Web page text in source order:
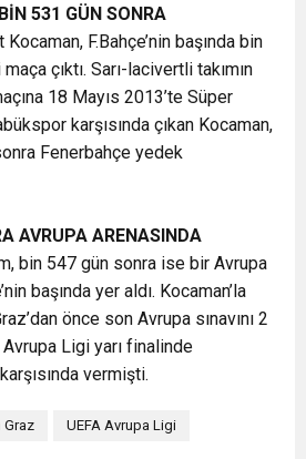
531 GÜN SONRA
F.Bahçe’nin başında bin
çıktı. Sarı-lacivertli takımın
18 Mayıs 2013’te Süper
karşısında çıkan Kocaman,
Fenerbahçe yedek
AVRUPA ARENASINDA
bin 547 gün sonra ise bir Avrupa
başında yer aldı. Kocaman’la
önce son Avrupa sınavını 2
Avrupa Ligi yarı finalinde
vermişti.
Graz UEFA Avrupa Ligi